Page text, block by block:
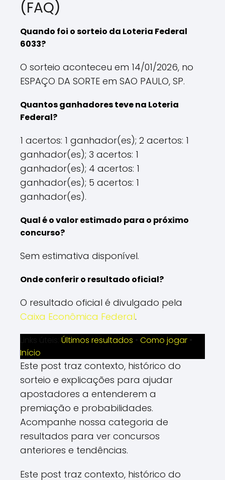
(FAQ)
Quando foi o sorteio da Loteria Federal
6033?
O sorteio aconteceu em 14/01/2026, no
ESPAÇO DA SORTE em SAO PAULO, SP.
Quantos ganhadores teve na Loteria
Federal?
1 acertos: 1 ganhador(es); 2 acertos: 1
ganhador(es); 3 acertos: 1
ganhador(es); 4 acertos: 1
ganhador(es); 5 acertos: 1
ganhador(es).
Qual é o valor estimado para o próximo
concurso?
Sem estimativa disponível.
Onde conferir o resultado oficial?
O resultado oficial é divulgado pela
Caixa Econômica Federal.
Links úteis: Últimos resultados • Como jogar •
Início
Este post traz contexto, histórico do
sorteio e explicações para ajudar
apostadores a entenderem a
premiação e probabilidades.
Acompanhe nossa categoria de
resultados para ver concursos
anteriores e tendências.
Este post traz contexto, histórico do